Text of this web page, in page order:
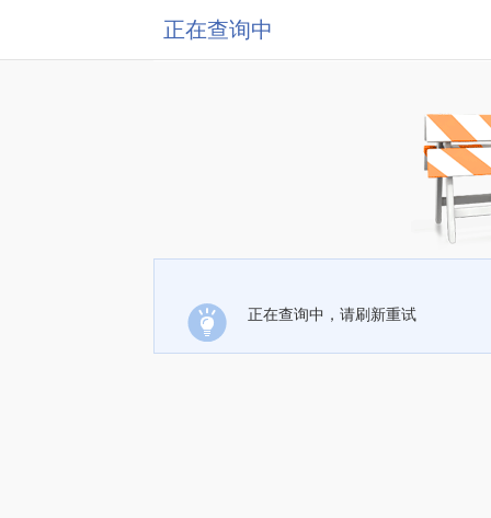
正在查询中
正在查询中，请刷新重试